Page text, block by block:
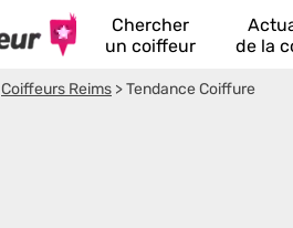
Chercher
un coiffeur
de la
Coiffeurs Reims >Tendance Coiffure